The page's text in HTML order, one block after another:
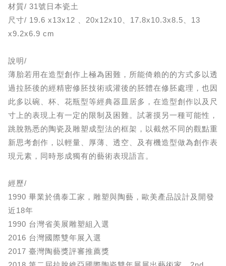
材質/ 31號日本瓷土
尺寸/ 19.6 x13x12 、20x12x10、17.8x10.3x8.5、13
x9.2x6.9 cm
說明/
薄胎若用在造型創作上極為困難，所能倚賴的的方式多以透
過拉胚後的經精密修胚技術或灌後的胚體在修胚處理，也因
此多以碗、杯、花瓶型等經典器皿居多，在造型創作以及尺
寸上的表現上有一定的限制及困難。試著摸另一種可能性，
跳脫熟悉的陶瓷及雕塑成型法的框架，以截然不同的觀點重
新思考創作，以輕量、厚薄、透空、及有機造型做為創作表
現元素，同時形成獨有的藝術表現語言。
經歷/
1990 畢業於僑泰工家，雕塑與陶藝，歐美產品設計及開發
近18年
1990 台灣省美展雕塑組入選
2016 台灣國際雙年展入選
2017 臺灣陶藝獎評審推薦獎